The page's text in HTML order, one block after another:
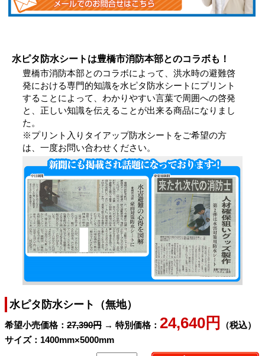
水ピタ防水シートは豊橋市消防本部とのコラボも！
豊橋市消防本部とのコラボによって、洪水時の避難啓
発における専門的知識を水ピタ防水シートにプリント
することによって、わかりやすい言葉で周囲への啓発
と、正しい知識を伝えることが出来る商品になりまし
た。
※プリント入りタイアップ防水シートをご希望の方
は、一度お問い合わせください。
水ピタ防水シート（無地）
希望小売価格： 27,390円 → 特別価格： 24,640円
（税込）
サイズ：1400mm×5000mm